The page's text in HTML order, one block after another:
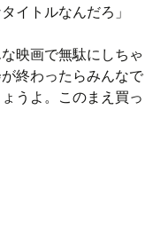
イトルなんだろ」
映画で無駄にしちゃ
終わったらみんなで
うよ。このまえ買っ